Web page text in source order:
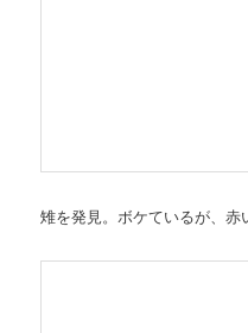
雉を発見。ボケているが、赤